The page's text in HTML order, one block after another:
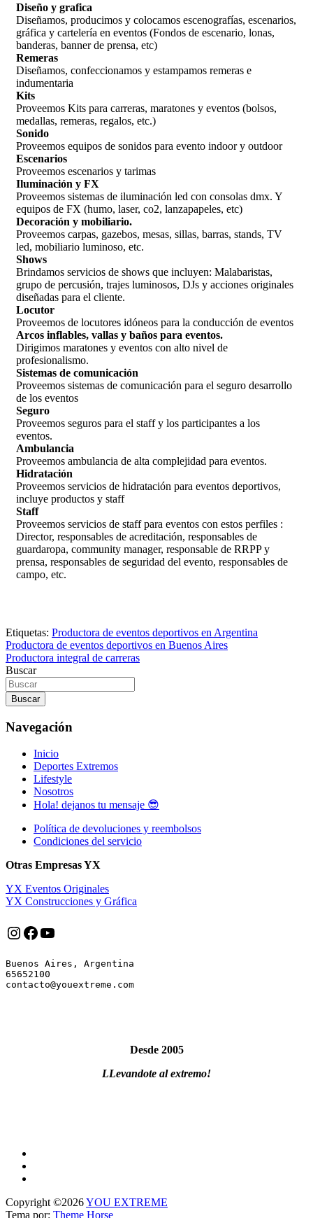
Diseño y grafica
Diseñamos, producimos y colocamos escenografías, escenarios,
gráfica y cartelería en eventos (Fondos de escenario, lonas,
banderas, banner de prensa, etc)
Remeras
Diseñamos, confeccionamos y estampamos remeras e
indumentaria
Kits
Proveemos Kits para carreras, maratones y eventos (bolsos,
medallas, remeras, regalos, etc.)
Sonido
Proveemos equipos de sonidos para evento indoor y outdoor
Escenarios
Proveemos escenarios y tarimas
Iluminación y FX
Proveemos sistemas de iluminación led con consolas dmx. Y
equipos de FX (humo, laser, co2, lanzapapeles, etc)
Decoración y mobiliario.
Proveemos carpas, gazebos, mesas, sillas, barras, stands, TV
led, mobiliario luminoso, etc.
Shows
Brindamos servicios de shows que incluyen: Malabaristas,
grupo de percusión, trajes luminosos, DJs y acciones originales
diseñadas para el cliente.
Locutor
Proveemos de locutores idóneos para la conducción de eventos
Arcos inflables, vallas y baños para eventos.
Dirigimos maratones y eventos con alto nivel de
profesionalismo.
Sistemas de comunicación
Proveemos sistemas de comunicación para el seguro desarrollo
de los eventos
Seguro
Proveemos seguros para el staff y los participantes a los
eventos.
Ambulancia
Proveemos ambulancia de alta complejidad para eventos.
Hidratación
Proveemos servicios de hidratación para eventos deportivos,
incluye productos y staff
Staff
Proveemos servicios de staff para eventos con estos perfiles :
Director, responsables de acreditación, responsables de
guardaropa, community manager, responsable de RRPP y
prensa, responsables de seguridad del evento, responsables de
campo, etc.
Etiquetas: Productora de eventos deportivos en Argentina
Navegación
de
entradas
Productora de eventos deportivos en Buenos Aires
Productora integral de carreras
Buscar
Buscar
Navegación
Inicio
Deportes Extremos
Lifestyle
Nosotros
Hola! dejanos tu mensaje 😎
Política de devoluciones y reembolsos
Condiciones del servicio
Otras Empresas YX
YX Eventos Originales
YX Construcciones y Gráfica
Instagram
Facebook
YouTube
Buenos Aires, Argentina
65652100
Desde 2005
LLevandote al extremo!
Copyright ©2026YOU EXTREME
Tema por: Theme Horse